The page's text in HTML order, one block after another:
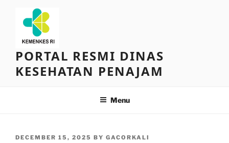
content
PORTAL RESMI DINAS
KESEHATAN PENAJAM
Menu
POSTED
DECEMBER 15, 2025 BY GACORKALI